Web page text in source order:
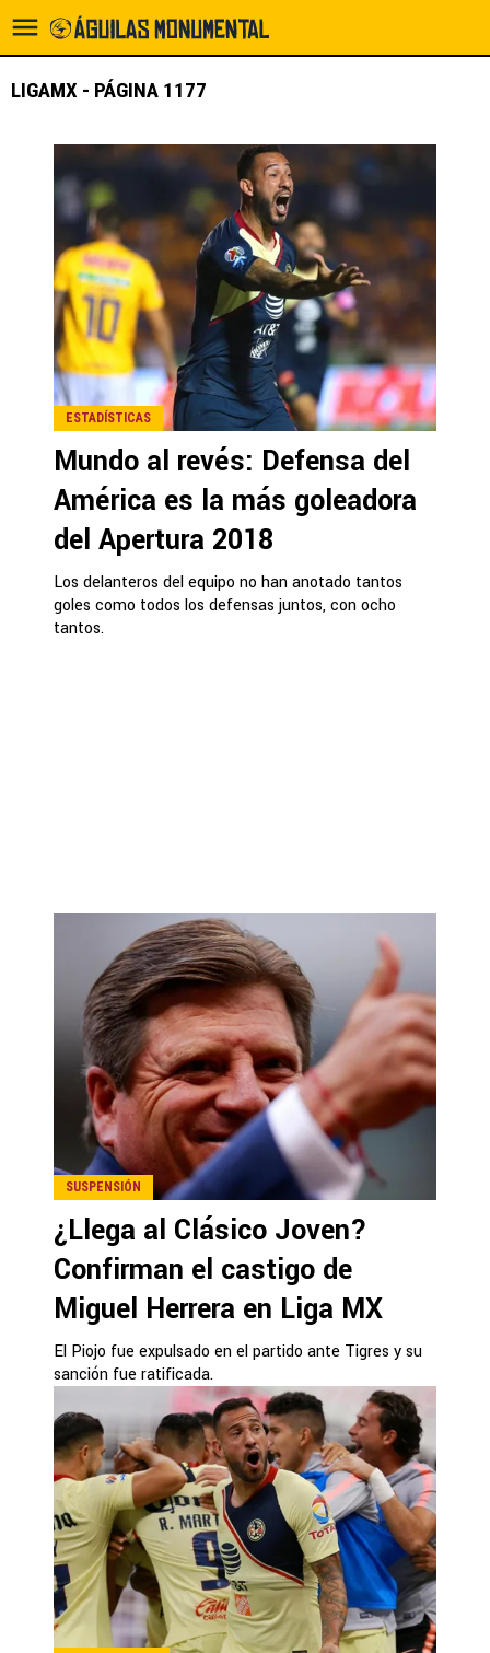
LIGAMX - PÁGINA 1177
ESTADÍSTICAS
Mundo al revés: Defensa del
América es la más goleadora
del Apertura 2018
Los delanteros del equipo no han anotado tantos
goles como todos los defensas juntos, con ocho
tantos.
SUSPENSIÓN
¿Llega al Clásico Joven?
Confirman el castigo de
Miguel Herrera en Liga MX
El Piojo fue expulsado en el partido ante Tigres y su
sanción fue ratificada.